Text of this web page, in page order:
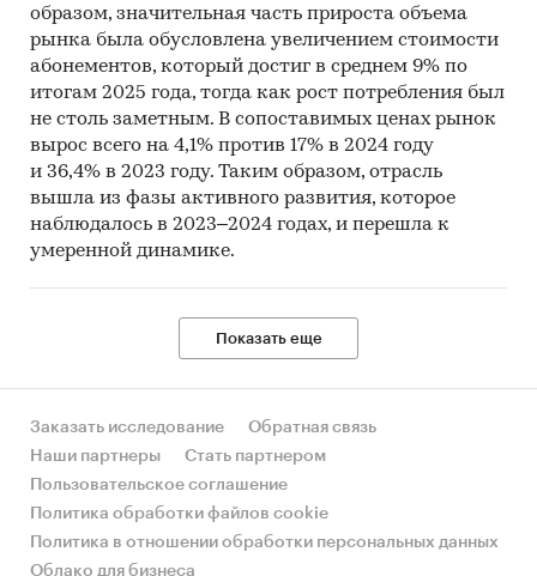
образом, значительная часть прироста объема
рынка была обусловлена увеличением стоимости
абонементов, который достиг в среднем 9% по
итогам 2025 года, тогда как рост потребления был
не столь заметным. В сопоставимых ценах рынок
вырос всего на 4,1% против 17% в 2024 году
и 36,4% в 2023 году. Таким образом, отрасль
вышла из фазы активного развития, которое
наблюдалось в 2023–2024 годах, и перешла к
умеренной динамике.
Показать еще
Заказать исследование
Обратная связь
Наши партнеры
Стать партнером
Пользовательское соглашение
Политика обработки файлов cookie
Политика в отношении обработки персональных данных
Облако для бизнеса